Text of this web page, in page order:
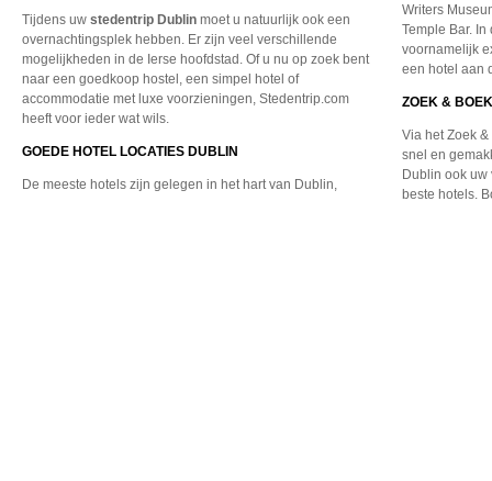
Tijdens uw stedentrip Dublin moet u natuurlijk ook een
overnachtingsplek hebben. Er zijn veel verschillende
mogelijkheden in de Ierse hoofdstad. Of u nu op zoek bent
naar een goedkoop hostel, een simpel hotel of
accommodatie met luxe voorzieningen, Stedentrip.com
heeft voor ieder wat wils.
GOEDE HOTEL LOCATIES DUBLIN
De meeste hotels zijn gelegen in het hart van Dublin,
Writers
Temple Bar.
voornamelijk
een hotel aan
ZOEK &
Via het Zoek
snel en
Dublin ook uw
beste hotels.